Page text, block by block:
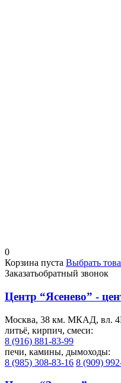
0
Корзина пуста Выбрать
Заказатьобратный звонок
Центр “Ясенево” -
Москва, 38 км. МКАД, вл.
литьё, кирпич, смеси:
8 (916) 881-83-99
печи, камины, дымоходы:
8 (985) 308-83-16 8 (909)